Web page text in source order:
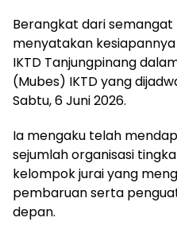
Berangkat dari semangat
menyatakan
IKTD Tanjungpinang
(Mubes) IKTD yang
Sabtu, 6 Juni 2026.
Ia mengaku telah
sejumlah organisasi
kelompok jurai yang
pembaruan serta
depan.